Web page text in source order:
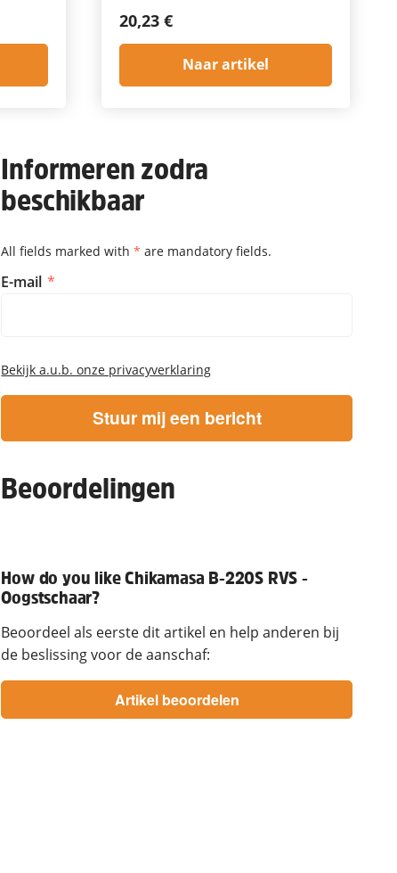
20,23 €
Naar artikel
Informeren zodra
beschikbaar
Informeren zodra beschikbaar
All fields marked with* are mandatory fields.
E-mail
Bekijk a.u.b. onze privacyverklaring
Stuur mij een bericht
Beoordelingen
How do you like Chikamasa B-220S RVS -
Oogstschaar?
Beoordeel als eerste dit artikel en help anderen bij
de beslissing voor de aanschaf: